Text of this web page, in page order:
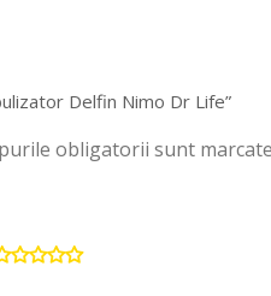
Delfin Nimo Dr Life”
obligatorii sunt